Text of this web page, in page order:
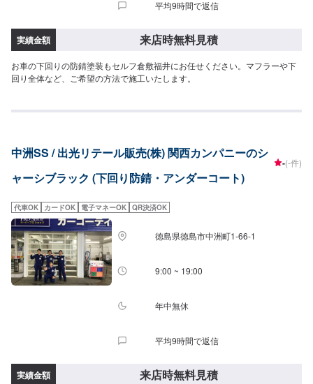
平均9時間で返信
実績金額 来店時無料見積
お車の下回りの防錆塗装もセルフ倉敷福井にお任せください。マフラーや下
回り全体など、ご希望の方法で施工いたします。
中洲SS / 出光リテール販売(株) 関西カンパニーのシ
ャーシブラック (下回り防錆・アンダーコート)
-(-件)
代車OK カードOK 電子マネーOK QR決済OK
徳島県徳島市中洲町1-66-1
9:00 ~ 19:00
年中無休
平均9時間で返信
実績金額 来店時無料見積